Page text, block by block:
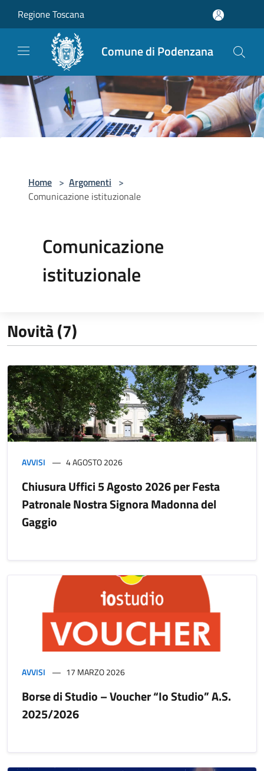
Regione Toscana
Comune di Podenzana
Home > Argomenti >
Comunicazione istituzionale
Comunicazione
istituzionale
Novità (7)
AVVISI 4 AGOSTO 2026
Chiusura Uffici 5 Agosto 2026 per Festa
Patronale Nostra Signora Madonna del
Gaggio
AVVISI 17 MARZO 2026
Borse di Studio – Voucher “Io Studio” A.S.
2025/2026